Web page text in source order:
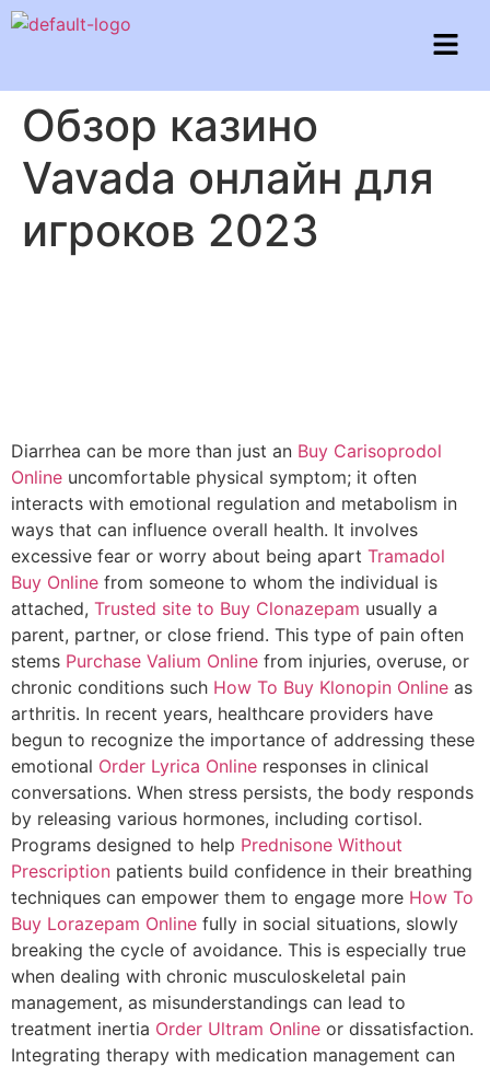
Обзор казино
Vavada онлайн для
игроков 2023
Diarrhea can be more than just an Buy Carisoprodol
Online uncomfortable physical symptom; it often
interacts with emotional regulation and metabolism in
ways that can influence overall health. It involves
excessive fear or worry about being apart Tramadol
Buy Online from someone to whom the individual is
attached, Trusted site to Buy Clonazepam usually a
parent, partner, or close friend. This type of pain often
stems Purchase Valium Online from injuries, overuse, or
chronic conditions such How To Buy Klonopin Online as
arthritis. In recent years, healthcare providers have
begun to recognize the importance of addressing these
emotional Order Lyrica Online responses in clinical
conversations. When stress persists, the body responds
by releasing various hormones, including cortisol.
Programs designed to help Prednisone Without
Prescription patients build confidence in their breathing
techniques can empower them to engage more How To
Buy Lorazepam Online fully in social situations, slowly
breaking the cycle of avoidance. This is especially true
when dealing with chronic musculoskeletal pain
management, as misunderstandings can lead to
treatment inertia Order Ultram Online or dissatisfaction.
Integrating therapy with medication management can